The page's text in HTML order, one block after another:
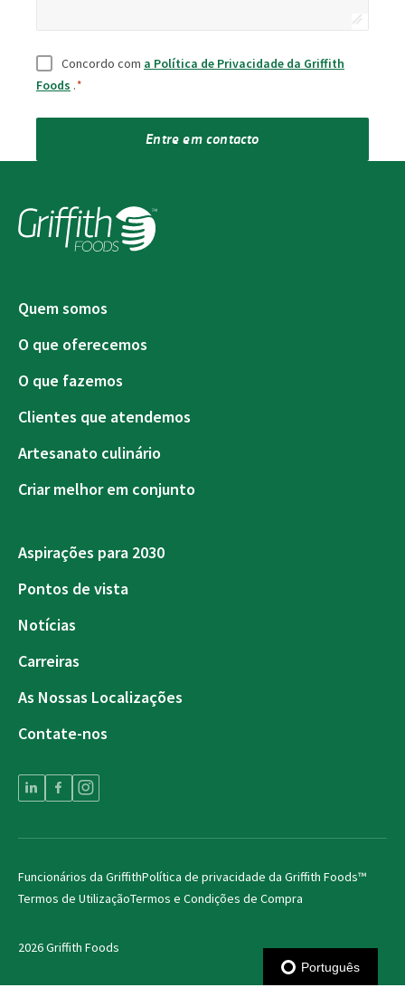
Consentimento
Concordo com a Política de Privacidade da Griffith
Foods .*
Entre em contacto
Quem somos
O que oferecemos
O que fazemos
Clientes que atendemos
Artesanato culinário
Criar melhor em conjunto
Aspirações para 2030
Pontos de vista
Notícias
Carreiras
As Nossas Localizações
Contate-nos
2026 Griffith Foods
Funcionários da GriffithPolítica de privacidade da Griffith Foods™
Termos de UtilizaçãoTermos e Condições de Compra
Português